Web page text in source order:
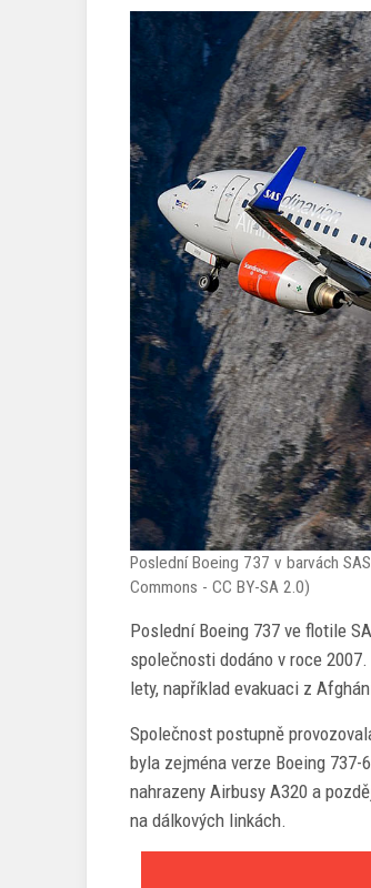
Poslední Boeing 737 v barvách
Commons - CC BY-SA 2.0)
Poslední Boeing 737 ve flotile
společnosti dodáno v roce
lety, například evakuaci z
Společnost postupně
byla zejména verze Boeing
nahrazeny Airbusy A320 a
na dálkových linkách.